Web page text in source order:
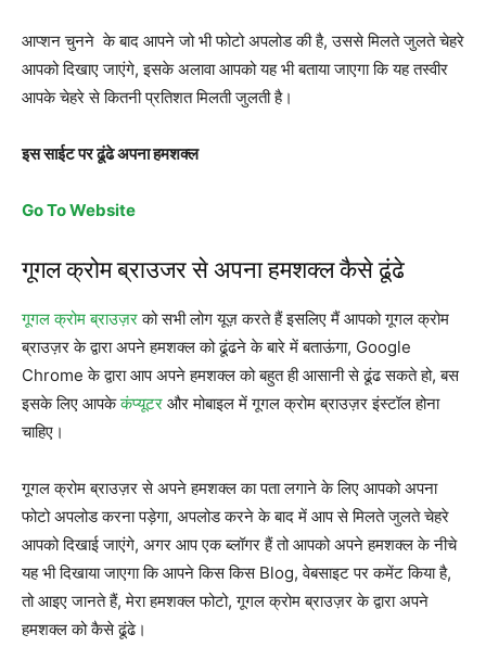
आप्शन चुनने के बाद आपने जो भी फोटो अपलोड की है, उससे मिलते जुलते चेहरे
आपको दिखाए जाएंगे, इसके अलावा आपको यह भी बताया जाएगा कि यह तस्वीर
आपके चेहरे से कितनी प्रतिशत मिलती जुलती है।
इस साईट पर ढूंढे अपना हमशक्ल
Go To Website
गूगल क्रोम ब्राउजर से अपना हमशक्ल कैसे ढूंढे
गूगल क्रोम ब्राउज़रको सभी लोग यूज़ करते हैं इसलिए मैं आपको गूगल क्रोम
ब्राउज़र के द्वारा अपने हमशक्ल को ढूंढने के बारे में बताऊंगा, Google
Chrome के द्वारा आप अपने हमशक्ल को बहुत ही आसानी से ढूंढ सकते हो, बस
इसके लिए आपकेकंप्यूटर और मोबाइल में गूगल क्रोम ब्राउज़र इंस्टॉल होना
चाहिए।
गूगल क्रोम ब्राउज़र से अपने हमशक्ल का पता लगाने के लिए आपको अपना
फोटो अपलोड करना पड़ेगा, अपलोड करने के बाद में आप से मिलते जुलते चेहरे
आपको दिखाई जाएंगे, अगर आप एक ब्लॉगर हैं तो आपको अपने हमशक्ल के नीचे
यह भी दिखाया जाएगा कि आपने किस किस Blog, वेबसाइट पर कमेंट किया है,
तो आइए जानते हैं, मेरा हमशक्ल फोटो, गूगल क्रोम ब्राउज़र के द्वारा अपने
हमशक्ल को कैसे ढूंढे।